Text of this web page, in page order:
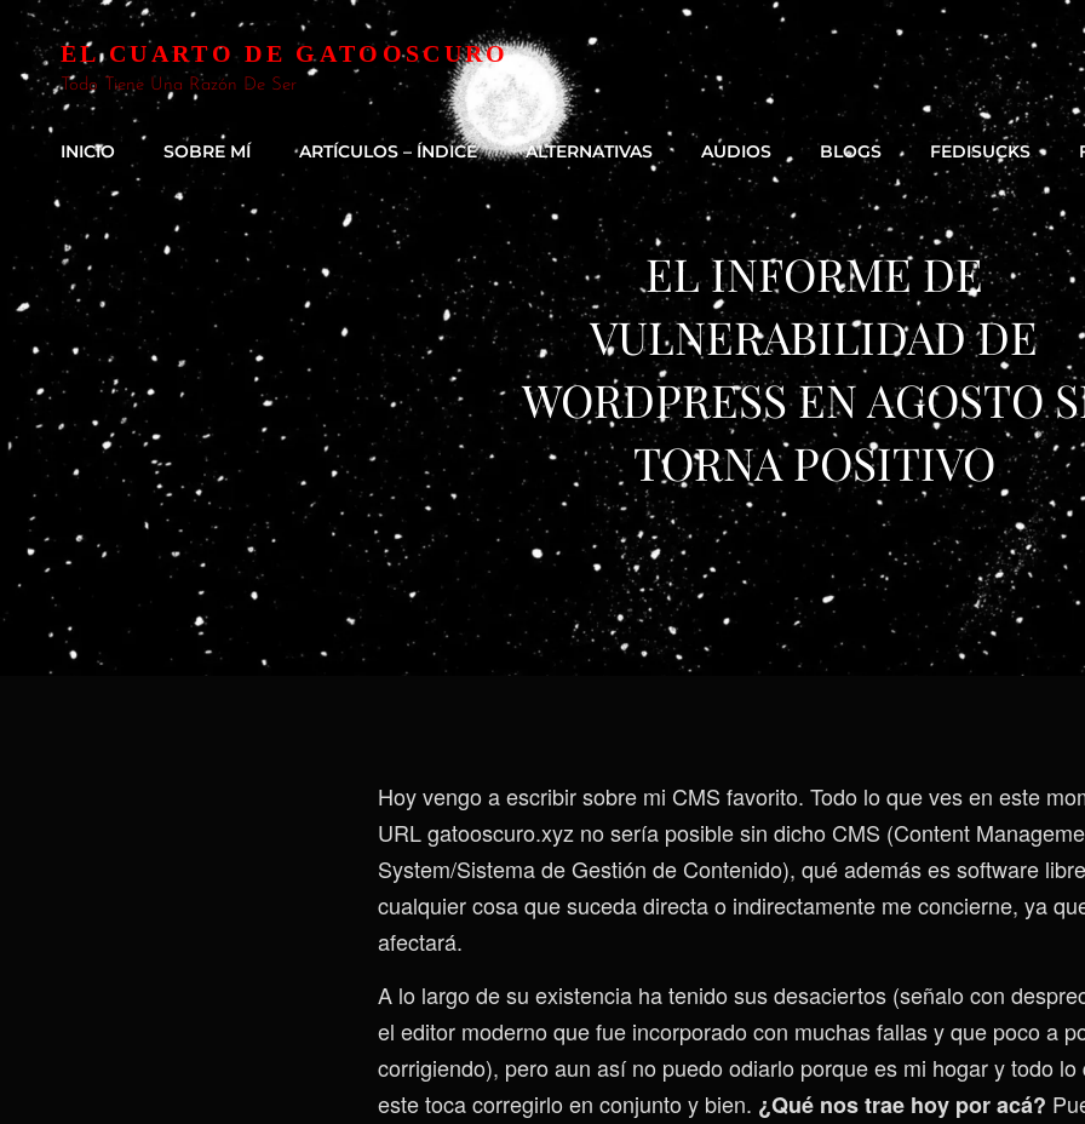
EL CUARTO DE GATOOSCURO
Todo Tiene Una Razón De Ser
INICIO SOBRE MÍ ARTÍCULOS – ÍNDICE ALTERNATIVAS AUDIOS BLOGS FEDISUCKS
EL INFORME DE
VULNERABILIDAD DE
WORDPRESS EN AGOSTO
TORNA POSITIVO
Hoy vengo a escribir sobre mi CMS favorito. Todo lo que ves en este
URL gatooscuro.xyz no sería posible sin dicho CMS (Content
System/Sistema de Gestión de Contenido), qué además es software
cualquier cosa que suceda directa o indirectamente me concierne, ya
afectará.
A lo largo de su existencia ha tenido sus desaciertos (señalo con
el editor moderno que fue incorporado con muchas fallas y que poco a
corrigiendo), pero aun así no puedo odiarlo porque es mi hogar y todo
este toca corregirlo en conjunto y bien. ¿Qué nos trae hoy por acá?